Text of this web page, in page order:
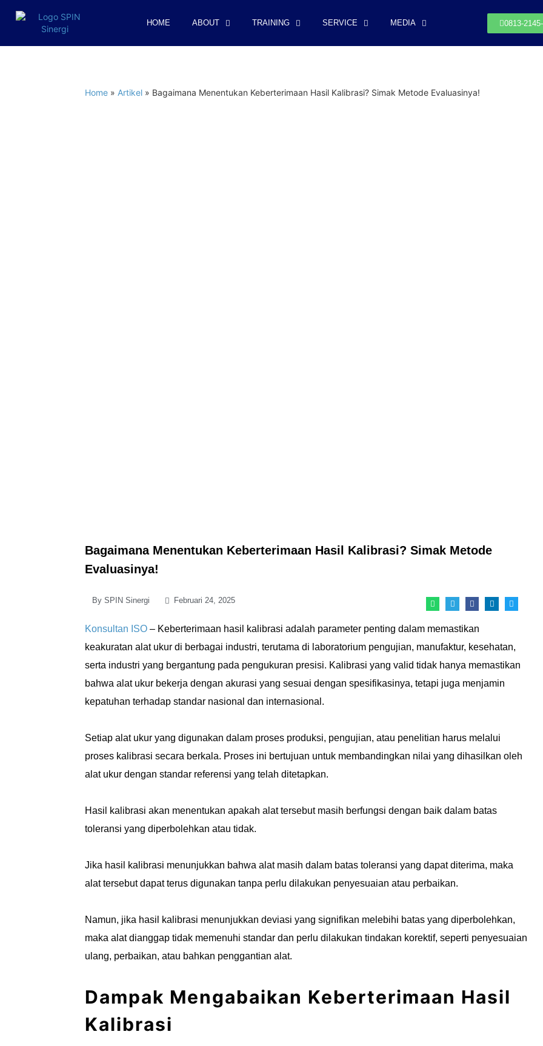
HOME ABOUT TRAINING SERVICE MEDIA 0813-
Home » Artikel » Bagaimana Menentukan Keberterimaan Hasil Kalibrasi? Simak Metode Evaluasinya!
Bagaimana Menentukan Keberterimaan Hasil Kalibrasi? Simak Metode
Evaluasinya!
By SPIN Sinergi Februari 24, 2025
Konsultan ISO – Keberterimaan hasil kalibrasi adalah parameter penting dalam memastikan
keakuratan alat ukur di berbagai industri, terutama di laboratorium pengujian, manufaktur, kesehatan,
serta industri yang bergantung pada pengukuran presisi. Kalibrasi yang valid tidak hanya memastikan
bahwa alat ukur bekerja dengan akurasi yang sesuai dengan spesifikasinya, tetapi juga menjamin
kepatuhan terhadap standar nasional dan internasional.
Setiap alat ukur yang digunakan dalam proses produksi, pengujian, atau penelitian harus melalui
proses kalibrasi secara berkala. Proses ini bertujuan untuk membandingkan nilai yang dihasilkan oleh
alat ukur dengan standar referensi yang telah ditetapkan.
Hasil kalibrasi akan menentukan apakah alat tersebut masih berfungsi dengan baik dalam batas
toleransi yang diperbolehkan atau tidak.
Jika hasil kalibrasi menunjukkan bahwa alat masih dalam batas toleransi yang dapat diterima, maka
alat tersebut dapat terus digunakan tanpa perlu dilakukan penyesuaian atau perbaikan.
Namun, jika hasil kalibrasi menunjukkan deviasi yang signifikan melebihi batas yang diperbolehkan,
maka alat dianggap tidak memenuhi standar dan perlu dilakukan tindakan korektif, seperti penyesuaian
ulang, perbaikan, atau bahkan penggantian alat.
Dampak Mengabaikan Keberterimaan Hasil
Kalibrasi